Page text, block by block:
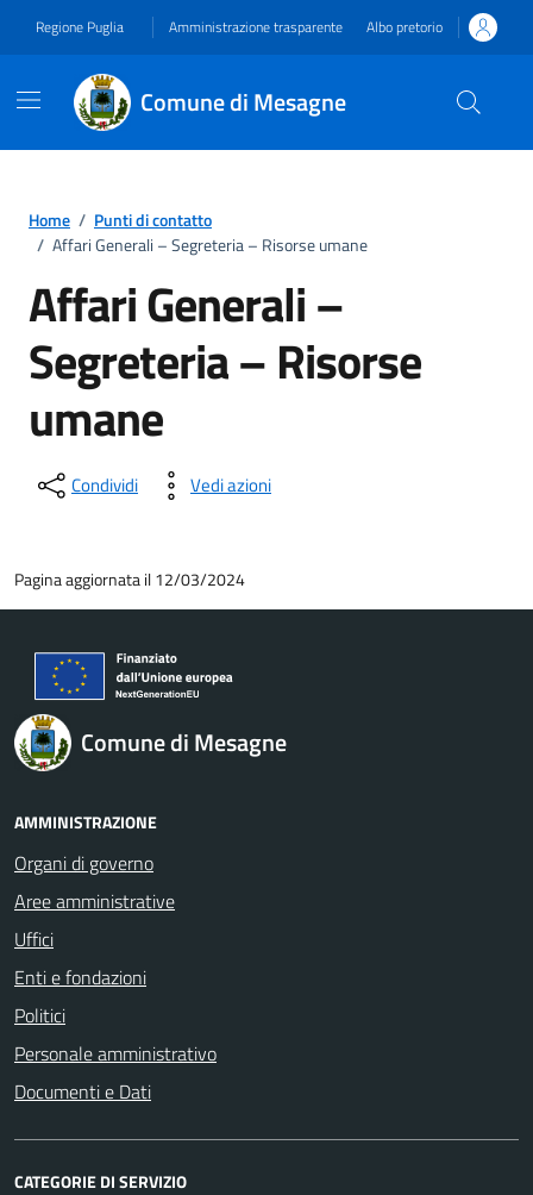
Regione Puglia Amministrazione trasparente Albo pretorio
Comune di Mesagne
Home / Punti di contatto
/ Affari Generali – Segreteria – Risorse umane
Affari Generali –
Segreteria – Risorse
umane
Condividi Vedi azioni
Pagina aggiornata il 12/03/2024
Comune di Mesagne
AMMINISTRAZIONE
Organi di governo
Aree amministrative
Uffici
Enti e fondazioni
Politici
Personale amministrativo
Documenti e Dati
CATEGORIE DI SERVIZIO